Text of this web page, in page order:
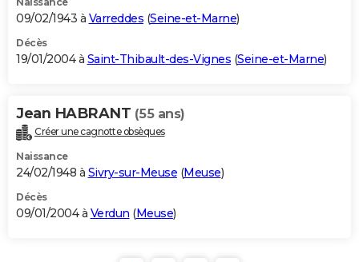
09/02/1943 à Varreddes (Seine-et-Marne)
Décès
19/01/2004 à Saint-Thibault-des-Vignes (Seine-et-Marne)
Jean HABRANT (55 ans)
Créer une cagnotte obsèques
Naissance
24/02/1948 à Sivry-sur-Meuse (Meuse)
Décès
09/01/2004 à Verdun (Meuse)